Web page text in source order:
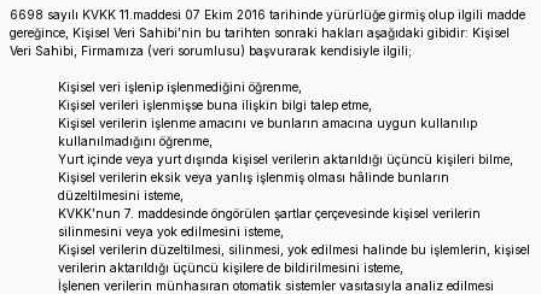
6698 sayılı KVKK 11.maddesi 07 Ekim 2016 tarihinde yürürlüğe girmiş olup ilgili madde
gereğince, Kişisel Veri Sahibi’nin bu tarihten sonraki hakları aşağıdaki gibidir: Kişisel
Veri Sahibi, Firmamıza (veri sorumlusu) başvurarak kendisiyle ilgili;
Kişisel veri işlenip işlenmediğini öğrenme,
Kişisel verileri işlenmişse buna ilişkin bilgi talep etme,
Kişisel verilerin işlenme amacını ve bunların amacına uygun kullanılıp
kullanılmadığını öğrenme,
Yurt içinde veya yurt dışında kişisel verilerin aktarıldığı üçüncü kişileri bilme,
Kişisel verilerin eksik veya yanlış işlenmiş olması hâlinde bunların
düzeltilmesini isteme,
KVKK’nun 7. maddesinde öngörülen şartlar çerçevesinde kişisel verilerin
silinmesini veya yok edilmesini isteme,
Kişisel verilerin düzeltilmesi, silinmesi, yok edilmesi halinde bu işlemlerin, kişisel
verilerin aktarıldığı üçüncü kişilere de bildirilmesini isteme,
İşlenen verilerin münhasıran otomatik sistemler vasıtasıyla analiz edilmesi